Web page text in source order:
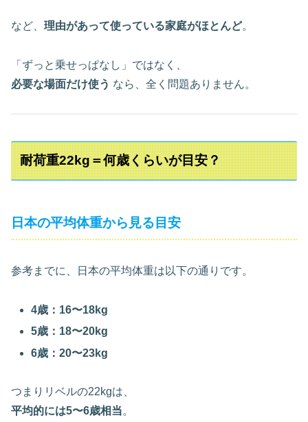
など、 理由があって使っている家庭がほとんど。
「ずっと乗せっぱなし」ではなく、
必要な場面だけ使う なら、全く問題ありません。
耐荷重22kg＝何歳くらいが目安？
日本の平均体重から見る目安
参考までに、日本の平均体重は以下の通りです。
4歳：16〜18kg
5歳：18〜20kg
6歳：20〜23kg
つまりリベルの22kgは、
平均的には5〜6歳相当。